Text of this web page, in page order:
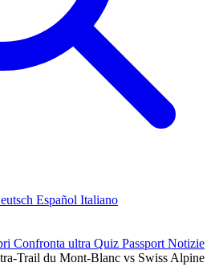
Español Italiano
Confronta ultra Quiz Passport Notizie
Trail du Mont-Blanc vs Swiss Alpine